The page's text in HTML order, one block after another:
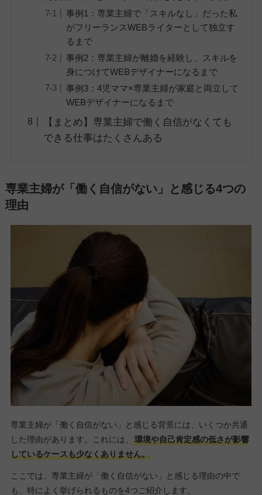
事例1：専業主婦で「スキルなし」だった私
がフリーランスWEBライターとして独立す
るまで
事例2：専業主婦が離婚を経験し、スキルを
身につけてWEBデザイナーになるまで
事例3：4児ママ×専業主婦が家庭と両立して
WEBデザイナーになるまで
【まとめ】専業主婦で働く自信がなくても
できる仕事はたくさんある
専業主婦が「働く自信がない」と感じる4つの
理由
専業主婦が「働く自信がない」と感じる背景には、いくつか共通
した理由があります。これには、
環境や自己肯定感の低さが影響
しているケースも少なくありません。
ここでは、専業主婦が「働く自信がない」と感じる理由の中で
も、特によく挙げられるものを4つご紹介します。